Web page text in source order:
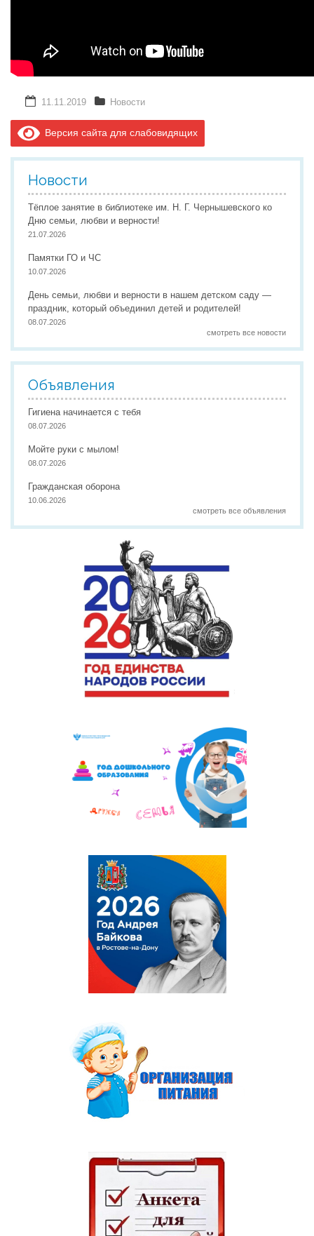
11.11.2019 Новости
Версия сайта для слабовидящих
Новости
Тёплое занятие в библиотеке им. Н. Г. Чернышевского ко
Дню семьи, любви и верности!
21.07.2026
Памятки ГО и ЧС
10.07.2026
День семьи, любви и верности в нашем детском саду —
праздник, который объединил детей и родителей!
08.07.2026
смотреть все новости
Объявления
Гигиена начинается с тебя
08.07.2026
Мойте руки с мылом!
08.07.2026
Гражданская оборона
10.06.2026
смотреть все объявления